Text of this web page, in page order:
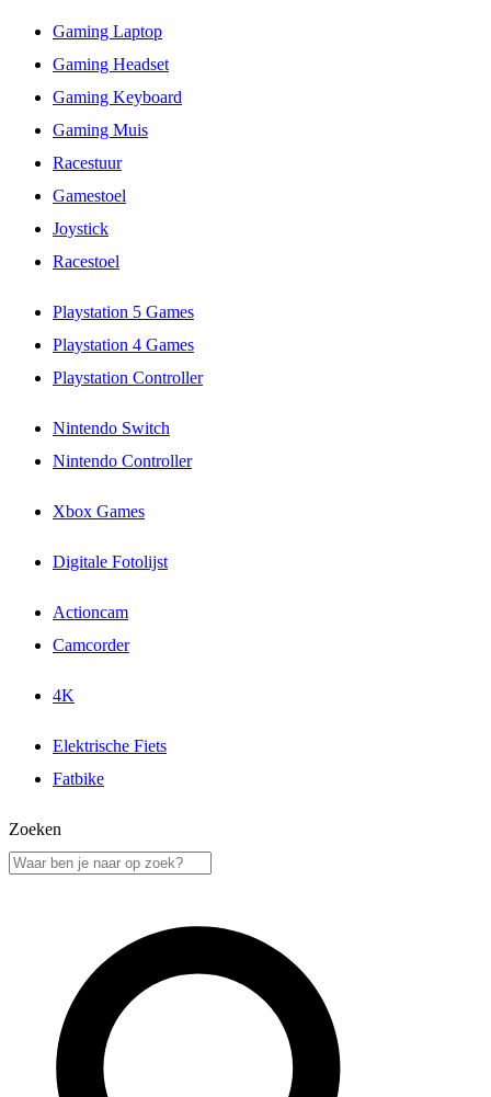
Gaming Laptop
Gaming Headset
Gaming Keyboard
Gaming Muis
Racestuur
Gamestoel
Joystick
Racestoel
Playstation 5 Games
Playstation 4 Games
Playstation Controller
Nintendo Switch
Nintendo Controller
Xbox Games
Digitale Fotolijst
Actioncam
Camcorder
4K
Elektrische Fiets
Fatbike
Zoeken